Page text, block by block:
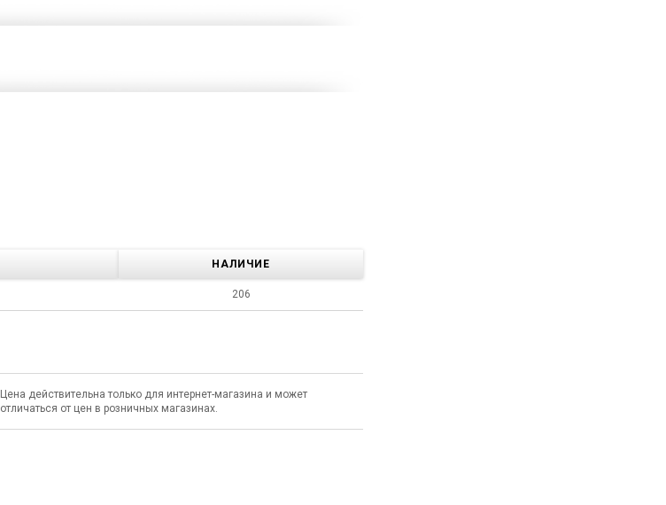
НАЛИЧИЕ
206
Цена действительна только для интернет-магазина и может
отличаться от цен в розничных магазинах.